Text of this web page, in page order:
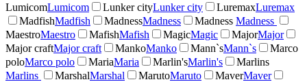
LumicomLumicom Lunker cityLunker city LuremaxLuremax
MadfishMadfish MadnessMadness Madness Madness
MaestroMaestro MafishMafish MagicMagic MajorMajor
Major craftMajor craft MankoManko Mann`sMann`s
Marco
poloMarco polo MariaMaria Marlin'sMarlin's
Marlins
Marlins
MarshalMarshal MarutoMaruto MaverMaver